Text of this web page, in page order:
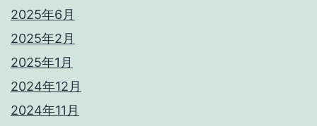
2025年6月
2025年2月
2025年1月
2024年12月
2024年11月